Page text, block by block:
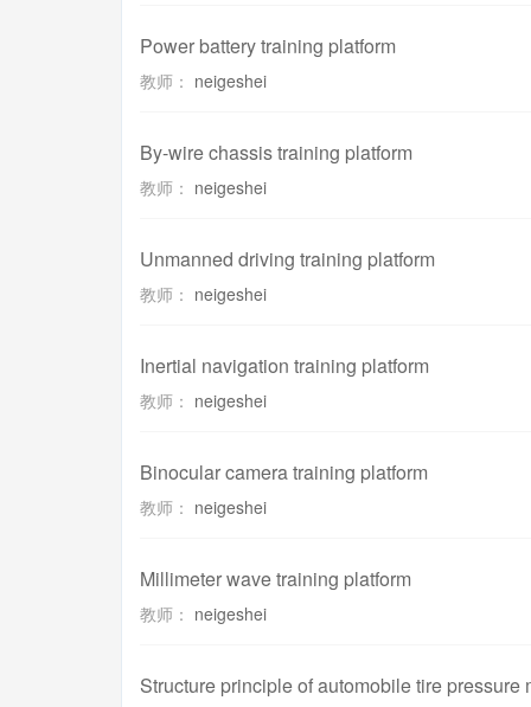
Power battery training platform
教师： neigeshei
By-wire chassis training platform
教师： neigeshei
Unmanned driving training platform
教师： neigeshei
Inertial navigation training platform
教师： neigeshei
Binocular camera training platform
教师： neigeshei
Millimeter wave training platform
教师： neigeshei
Structure principle of automobile tire pressure